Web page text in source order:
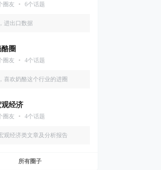
圈友 • 6个话题
进出口数据
圈
圈友 • 4个话题
喜欢奶酪这个行业的进圈
观经济
圈友 • 4个话题
观经济类文章及分析报告
所有圈子